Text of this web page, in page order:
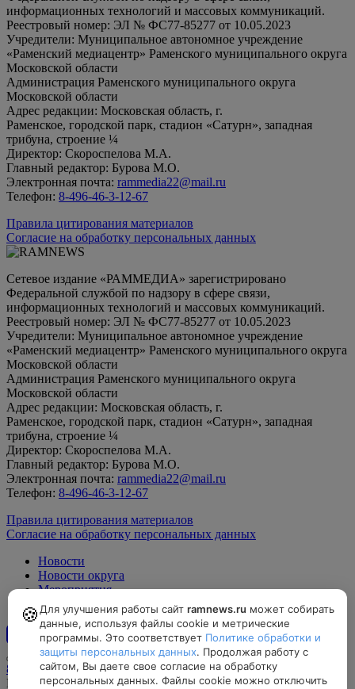
информационных технологий и массовых коммуникаций.
Реестровый номер: ЭЛ № ФС77-85277 от 10.05.2023
Учредители: Муниципальное автономное учреждение
«Раменский медиацентр» Раменского муниципального округа
Московской области
Администрация Раменского муниципального округа
Московской области
Адрес редакции: Московская область, г.
Раменское, городской парк, стадион «Сатурн», западная
трибуна, строение ¼
Директор: Скороспелова М.А.
Главный редактор: Бурова М.О.
Электронная почта: rammedia22@mail.ru
Телефон: 8-496-46-3-12-67
Правила цитирования материалов
Согласие на обработку персональных данных
Сетевое издание «РАММЕДИА» зарегистрировано
Федеральной службой по надзору в сфере связи,
информационных технологий и массовых коммуникаций.
Реестровый номер: ЭЛ № ФС77-85277 от 10.05.2023
Учредители: Муниципальное автономное учреждение
«Раменский медиацентр» Раменского муниципального округа
Московской области
Администрация Раменского муниципального округа
Московской области
Адрес редакции: Московская область, г.
Раменское, городской парк, стадион «Сатурн», западная
трибуна, строение ¼
Директор: Скороспелова М.А.
Главный редактор: Бурова М.О.
Электронная почта: rammedia22@mail.ru
Телефон: 8-496-46-3-12-67
Правила цитирования материалов
Согласие на обработку персональных данных
Новости
Новости округа
Мероприятия
Официально
12+
8-496-46-3-12-67, rammedia22@mail.ru
Московская область, г. Раменское, городской парк, стадион
🍪 Для улучшения работы сайт ramnews.ru может собирать
данные, используя файлы cookie и метрические
программы. Это соответствует Политике обработки и
защиты персональных данных. Продолжая работу с
сайтом, Вы даете свое согласие на обработку
персональных данных. Файлы cookie можно отключить